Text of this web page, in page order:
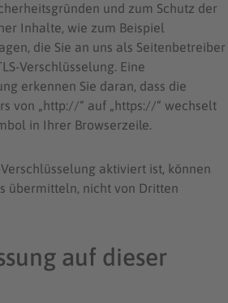
und zum Schutz der
Inhalte, wie zum Beispiel
die Sie an uns als Seitenbetreiber
Verschlüsselung. Eine
erkennen Sie daran, dass die
von „http://“ auf „https://“ wechselt
in Ihrer Browserzeile.
Verschlüsselung aktiviert ist, können
übermitteln, nicht von Dritten
auf dieser